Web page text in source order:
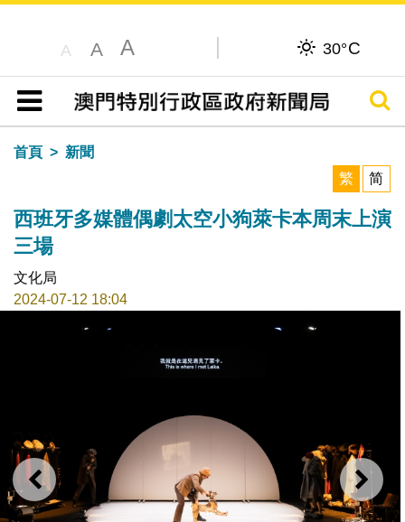
A A A 30°C
目錄
搜尋
首頁
新聞
繁
简
西班牙多媒體偶劇太空小狗萊卡本周末上演
三場
文化局
2024-07-12 18:04
上一則 下一